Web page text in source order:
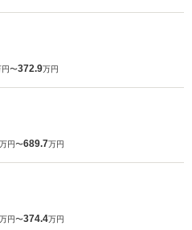
円〜372.9万円
万円〜689.7万円
万円〜374.4万円